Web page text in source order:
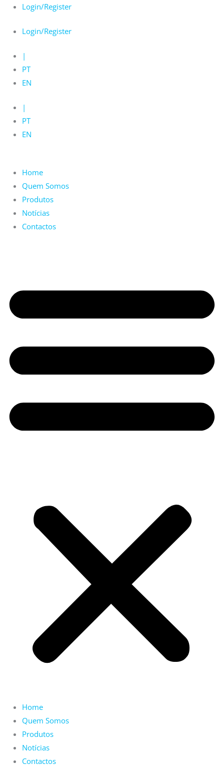
Skip
content
Login/Register
Login/Register
|
PT
EN
|
PT
EN
Home
Quem Somos
Produtos
Notícias
Contactos
Home
Quem Somos
Produtos
Notícias
Contactos